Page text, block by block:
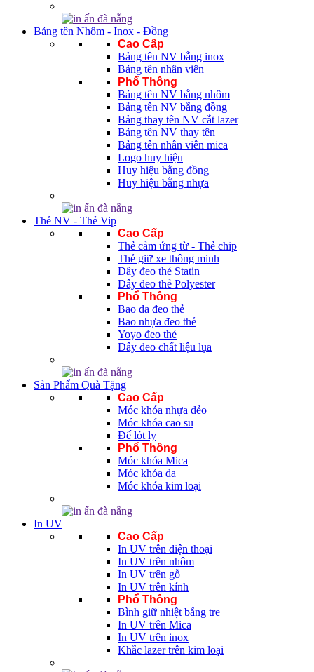
Bảng tên Nhôm - Inox - Đồng
Cao Cấp
Bảng tên NV bằng inox
Bảng tên nhân viên
Phổ Thông
Bảng tên NV bằng nhôm
Bảng tên NV bằng đồng
Bảng thay tên NV cắt lazer
Bảng tên NV thay tên
Bảng tên nhân viên mica
Logo huy hiệu
Huy hiệu bằng đồng
Huy hiệu bằng nhựa
Thẻ NV - Thẻ Vip
Cao Cấp
Thẻ cảm ứng từ - Thẻ chip
Thẻ giữ xe thông minh
Dây đeo thẻ Statin
Dây đeo thẻ Polyester
Phổ Thông
Bao da đeo thẻ
Bao nhựa đeo thẻ
Yoyo đeo thẻ
Dây đeo chất liệu lụa
Sản Phẩm Quà Tặng
Cao Cấp
Móc khóa nhựa dẻo
Móc khóa cao su
Đế lót ly
Phổ Thông
Móc khóa Mica
Móc khóa da
Móc khóa kim loại
In UV
Cao Cấp
In UV trên điện thoại
In UV trên nhôm
In UV trên gỗ
In UV trên kính
Phổ Thông
Bình giữ nhiệt bằng tre
In UV trên Mica
In UV trên inox
Khắc lazer trên kim loại